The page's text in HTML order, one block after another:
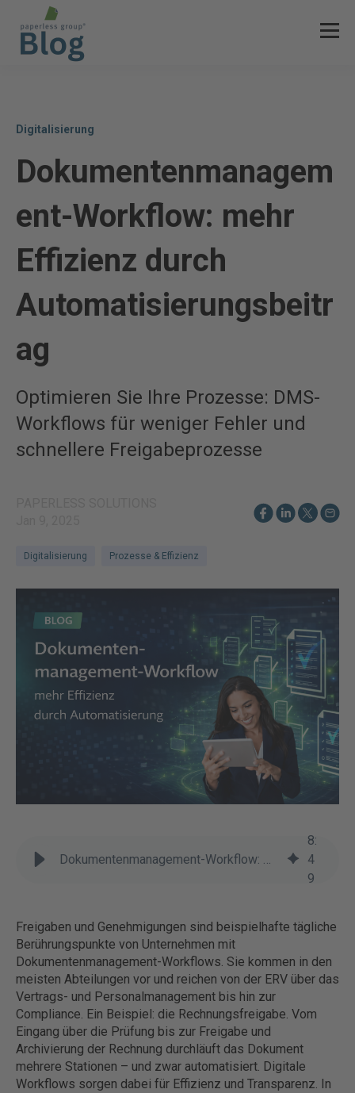
Digitalisierung
Dokumentenmanagem
ent-Workflow: mehr
Effizienz durch
Automatisierungsbeitr
ag
Optimieren Sie Ihre Prozesse: DMS-
Workflows für weniger Fehler und
schnellere Freigabeprozesse
Digitalisierung Prozesse & Effizienz
Dokumentenmanagement-Workflow: mehr Effizienz durch Automatisierungsbeitrag
8:
4
9
Freigaben und Genehmigungen sind beispielhafte tägliche
Berührungspunkte von Unternehmen mit
Dokumentenmanagement-Workflows. Sie kommen in den
meisten Abteilungen vor und reichen von der ERV über das
Vertrags- und Personalmanagement bis hin zur
Compliance. Ein Beispiel: die Rechnungsfreigabe. Vom
Eingang über die Prüfung bis zur Freigabe und
Archivierung der Rechnung durchläuft das Dokument
mehrere Stationen – und zwar automatisiert. Digitale
Workflows sorgen dabei für Effizienz und Transparenz. In